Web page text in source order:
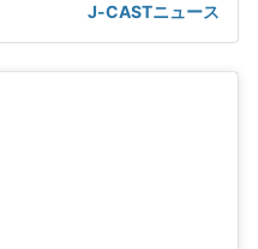
J-CASTニュース